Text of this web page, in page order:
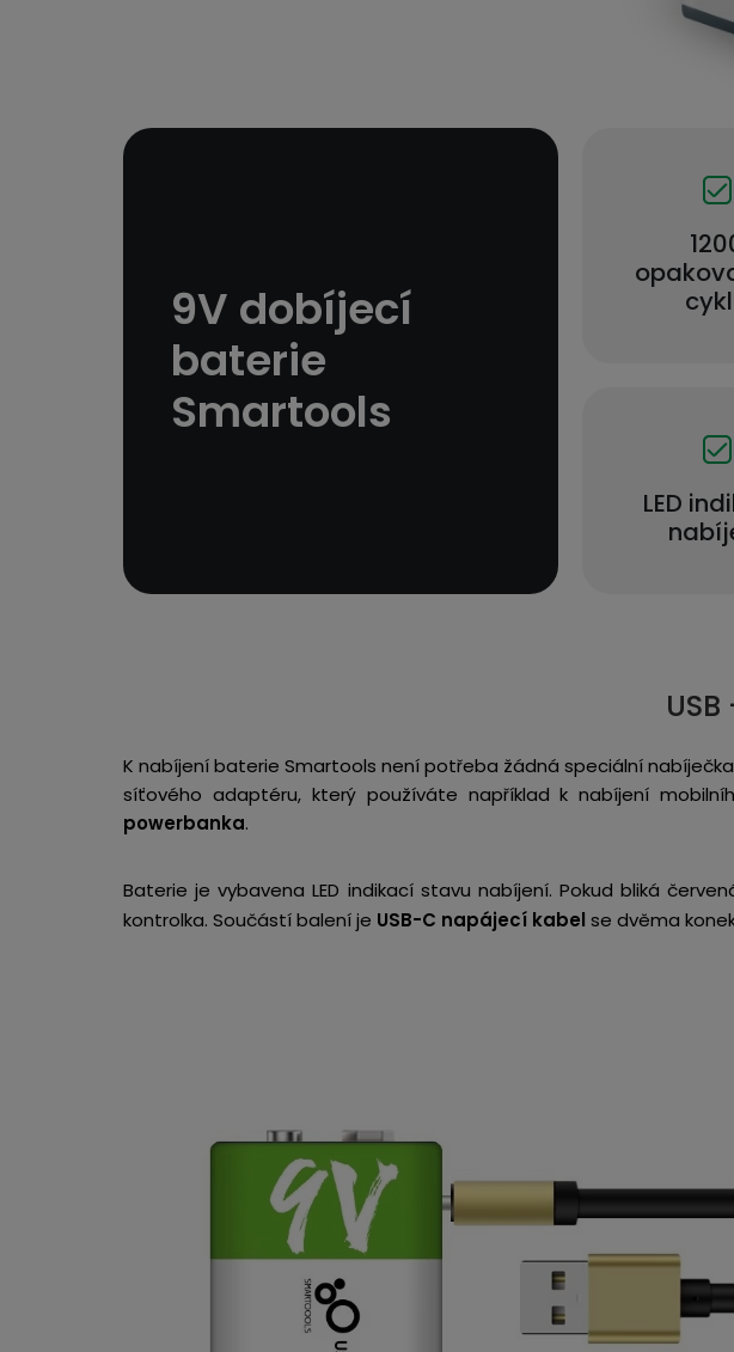
9V dobíjecí
baterie
Smartools
LED
K nabíjení baterie Smartools není potřeba žádná speciální
síťového adaptéru, který používáte například k nabíjení
powerbanka.
Baterie je vybavena LED indikací stavu nabíjení. Pokud bliká
kontrolka. Součástí balení je USB-C napájecí kabel se dvěma